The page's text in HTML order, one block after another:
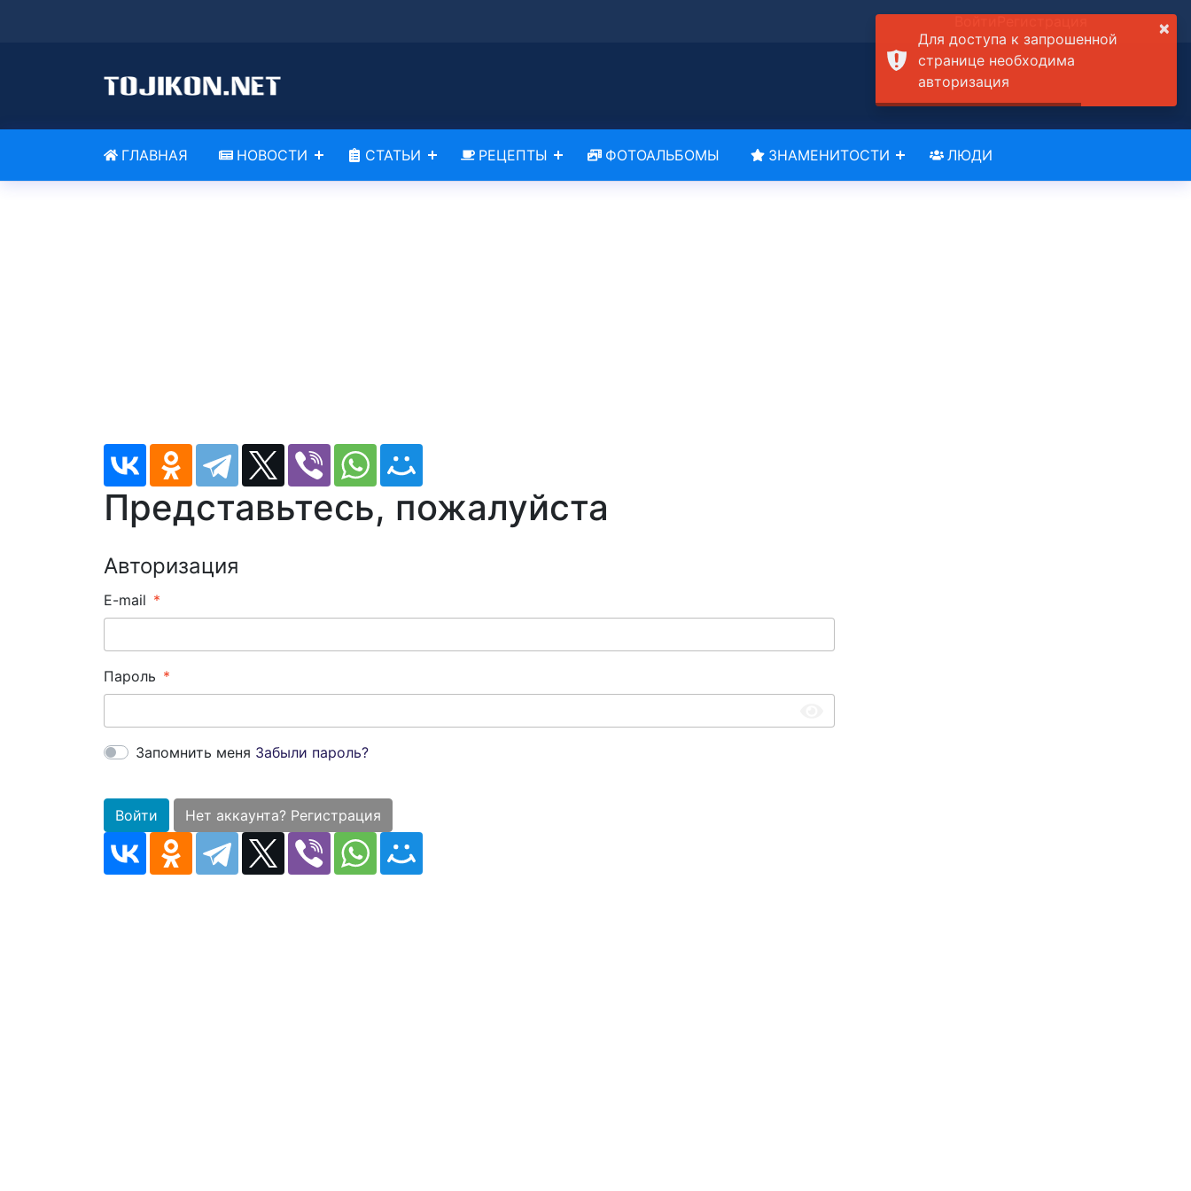
ГЛАВНАЯ НОВОСТИ СТАТЬИ РЕЦЕПТЫ ФОТОАЛЬБОМЫ ЗНАМЕНИТОСТИ ЛЮДИ
Представьтесь, пожалуйста
Авторизация
E-mail
Пароль
Запомнить меня Забыли пароль?
Войти Нет аккаунта? Регистрация
×
Для доступа к запрошенной
странице необходима
авторизация